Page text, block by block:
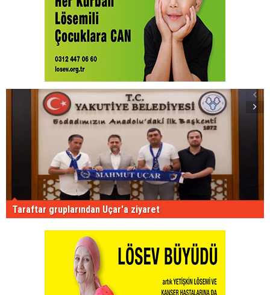
Taraftar gruplarından Uçar'a ziyaret